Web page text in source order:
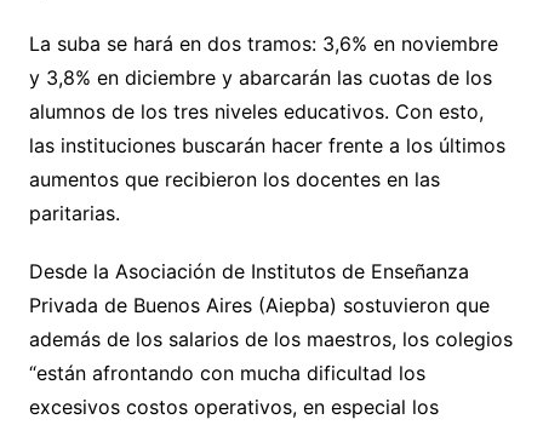
La suba se hará en dos tramos: 3,6% en noviembre
y 3,8% en diciembre y abarcarán las cuotas de los
alumnos de los tres niveles educativos. Con esto,
las instituciones buscarán hacer frente a los últimos
aumentos que recibieron los docentes en las
paritarias.
Desde la Asociación de Institutos de Enseñanza
Privada de Buenos Aires (Aiepba) sostuvieron que
además de los salarios de los maestros, los colegios
“están afrontando con mucha dificultad los
excesivos costos operativos, en especial los